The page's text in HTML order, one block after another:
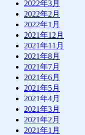
2022年3月
2022年2月
2022年1月
2021年12月
2021年11月
2021年8月
2021年7月
2021年6月
2021年5月
2021年4月
2021年3月
2021年2月
2021年1月